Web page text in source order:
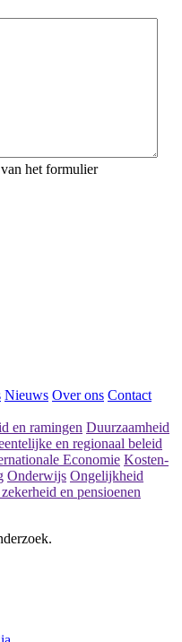
het formulier
Nieuws Over ons Contact
en ramingen Duurzaamheid
en regionaal beleid
Economie Kosten-
Onderwijs Ongelijkheid
en pensioenen